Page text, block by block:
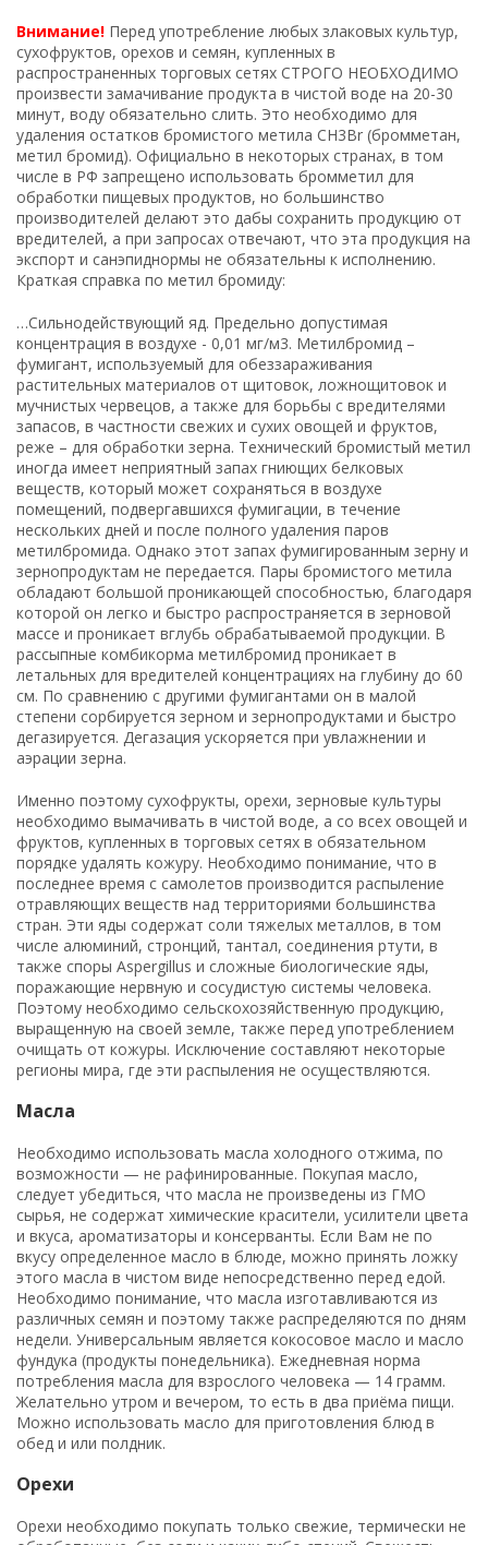
Внимание! Перед употребление любых злаковых культур,
сухофруктов, орехов и семян, купленных в
распространенных торговых сетях СТРОГО НЕОБХОДИМО
произвести замачивание продукта в чистой воде на 20-30
минут, воду обязательно слить. Это необходимо для
удаления остатков бромистого метила CH3Br (бромметан,
метил бромид). Официально в некоторых странах, в том
числе в РФ запрещено использовать бромметил для
обработки пищевых продуктов, но большинство
производителей делают это дабы сохранить продукцию от
вредителей, а при запросах отвечают, что эта продукция на
экспорт и санэпиднормы не обязательны к исполнению.
Краткая справка по метил бромиду:
…Сильнодействующий яд. Предельно допустимая
концентрация в воздухе - 0,01 мг/м3. Метилбромид –
фумигант, используемый для обеззараживания
растительных материалов от щитовок, ложнощитовок и
мучнистых червецов, а также для борьбы с вредителями
запасов, в частности свежих и сухих овощей и фруктов,
реже – для обработки зерна. Технический бромистый метил
иногда имеет неприятный запах гниющих белковых
веществ, который может сохраняться в воздухе
помещений, подвергавшихся фумигации, в течение
нескольких дней и после полного удаления паров
метилбромида. Однако этот запах фумигированным зерну и
зернопродуктам не передается. Пары бромистого метила
обладают большой проникающей способностью, благодаря
которой он легко и быстро распространяется в зерновой
массе и проникает вглубь обрабатываемой продукции. В
рассыпные комбикорма метилбромид проникает в
летальных для вредителей концентрациях на глубину до 60
см. По сравнению с другими фумигантами он в малой
степени сорбируется зерном и зернопродуктами и быстро
дегазируется. Дегазация ускоряется при увлажнении и
аэрации зерна.
Именно поэтому сухофрукты, орехи, зерновые культуры
необходимо вымачивать в чистой воде, а со всех овощей и
фруктов, купленных в торговых сетях в обязательном
порядке удалять кожуру. Необходимо понимание, что в
последнее время с самолетов производится распыление
отравляющих веществ над территориями большинства
стран. Эти яды содержат соли тяжелых металлов, в том
числе алюминий, стронций, тантал, соединения ртути, в
также споры Aspergillus и сложные биологические яды,
поражающие нервную и сосудистую системы человека.
Поэтому необходимо сельскохозяйственную продукцию,
выращенную на своей земле, также перед употреблением
очищать от кожуры. Исключение составляют некоторые
регионы мира, где эти распыления не осуществляются.
Масла
Необходимо использовать масла холодного отжима, по
возможности — не рафинированные. Покупая масло,
следует убедиться, что масла не произведены из ГМО
сырья, не содержат химические красители, усилители цвета
и вкуса, ароматизаторы и консерванты. Если Вам не по
вкусу определенное масло в блюде, можно принять ложку
этого масла в чистом виде непосредственно перед едой.
Необходимо понимание, что масла изготавливаются из
различных семян и поэтому также распределяются по дням
недели. Универсальным является кокосовое масло и масло
фундука (продукты понедельника). Ежедневная норма
потребления масла для взрослого человека — 14 грамм.
Желательно утром и вечером, то есть в два приёма пищи.
Можно использовать масло для приготовления блюд в
обед и или полдник.
Орехи
Орехи необходимо покупать только свежие, термически не